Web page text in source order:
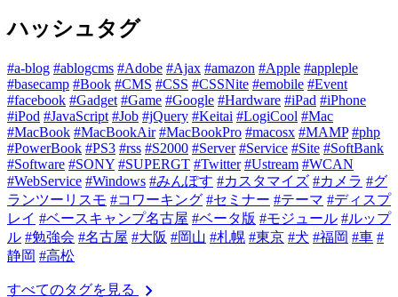
ハッシュタグ
#a-blog #ablogcms #Adobe #Ajax #amazon #Apple #appleple
#basecamp #Book #CMS #CSS #CSSNite #emobile #Event
#facebook #Gadget #Game #Google #Hardware #iPad #iPhone
#iPod #JavaScript #Job #jQuery #Keitai #LogiCool #Mac
#MacBook #MacBookAir #MacBookPro #macosx #MAMP #php
#PowerBook #PS3 #rss #S2000 #Server #Service #Site #SoftBank
#Software #SONY #SUPERGT #Twitter #Ustream #WCAN
#WebService #Windows #みんぽす #カスタマイズ #カメラ #グ
ランツーリスモ #コワーキング #セミナー #テーマ #ディスプ
レイ #ベースキャンプ名古屋 #ベータ版 #モジュール #ルップ
ル #勉強会 #名古屋 #大阪 #岡山 #札幌 #東京 #犬 #福岡 #車 #
静岡 #高松
すべてのタグを見る chevron_right